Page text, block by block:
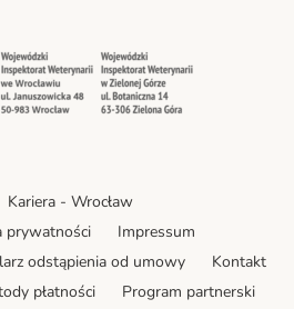
Security Security
Kariera - Wrocław
prywatności
Impressum
odstąpienia od umowy
Kontakt
płatności Program partnerski